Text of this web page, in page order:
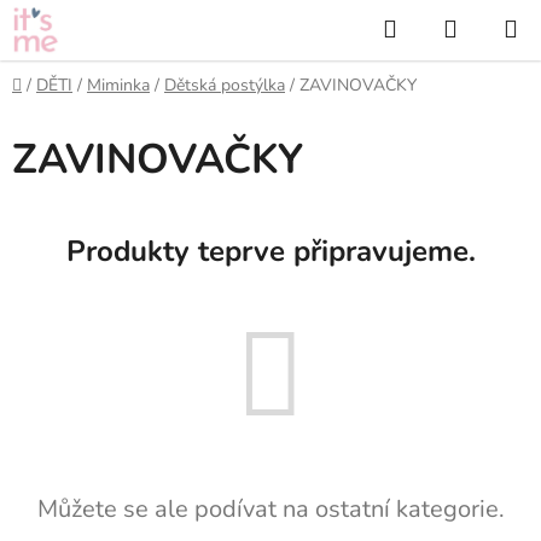
Přejít
na
obsah
Hledat
KOŠÍK
Domů
/ DĚTI / Miminka / Dětská postýlka / ZAVINOVAČKY
ZAVINOVAČKY
Produkty teprve připravujeme.
Můžete se ale podívat na ostatní kategorie.